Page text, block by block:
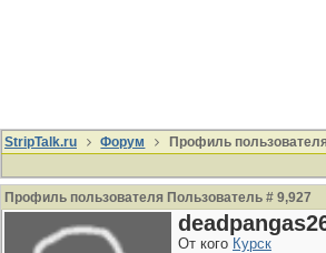
StripTalk.ru Форум
Профиль
Профиль пользователя Пользователь # 9,927
От кого Курск